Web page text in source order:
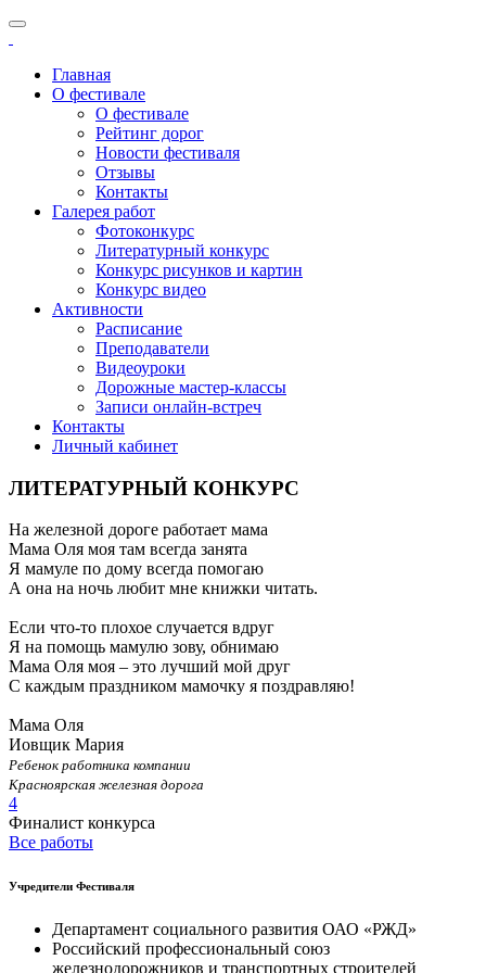
Главная
О фестивале
О фестивале
Рейтинг дорог
Новости фестиваля
Отзывы
Контакты
Галерея работ
Фотоконкурс
Литературный конкурс
Конкурс рисунков и картин
Конкурс видео
Активности
Расписание
Преподаватели
Видеоуроки
Дорожные мастер-классы
Записи онлайн-встреч
Контакты
Личный кабинет
ЛИТЕРАТУРНЫЙ КОНКУРС
На железной дороге работает мама
Мама Оля моя там всегда занята
Я мамуле по дому всегда помогаю
А она на ночь любит мне книжки читать.
Если что-то плохое случается вдруг
Я на помощь мамулю зову, обнимаю
Мама Оля моя – это лучший мой друг
С каждым праздником мамочку я поздравляю!
Мама Оля
Иовщик Мария
Ребенок работника компании
Красноярская железная дорога
4
Финалист конкурса
Все работы
Учредители Фестиваля
Департамент социального развития ОАО «РЖД»
Российский профессиональный союз
железнодорожников и транспортных строителей